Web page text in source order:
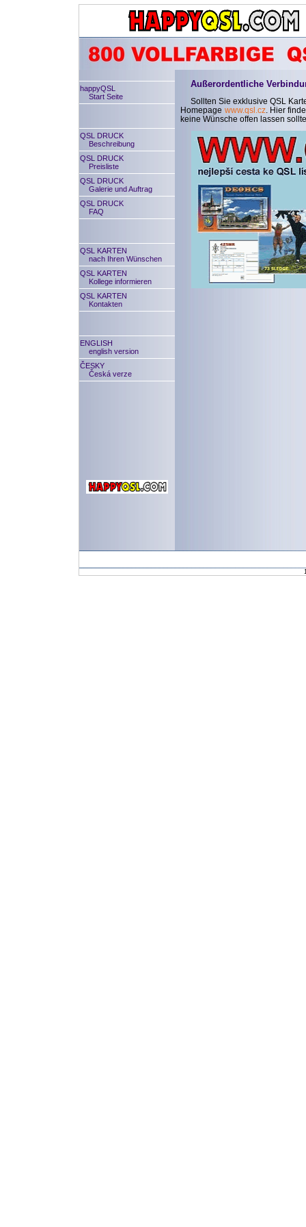
happyQSL
Start Seite
QSL DRUCK
Beschreibung
QSL DRUCK
Preisliste
QSL DRUCK
Galerie und Auftrag
QSL DRUCK
FAQ
QSL KARTEN
nach Ihren Wünschen
QSL KARTEN
Kollege informieren
QSL KARTEN
Kontakten
ENGLISH
english version
ČESKY
Česká verze
Außerordentliche
Sollten Sie exklusive QSL
Homepage www.qsl.cz . Hier
keine Wünsche offen lassen